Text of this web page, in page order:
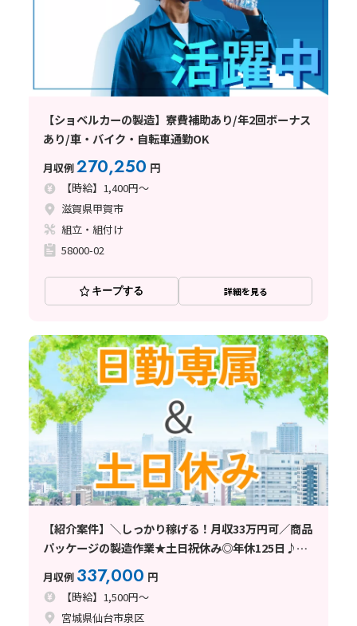
【ショベルカーの製造】寮費補助あり/年2回ボーナス
あり/車・バイク・自転車通勤OK
月収例270,250 円
【時給】1,400円～
滋賀県甲賀市
組立・組付け
58000-02
キープする 詳細を見る
【紹介案件】＼しっかり稼げる！月収33万円可／商品
パッケージの製造作業★土日祝休み◎年休125日♪未
経験歓迎
月収例 337,000 円
【時給】1,500円～
宮城県仙台市泉区